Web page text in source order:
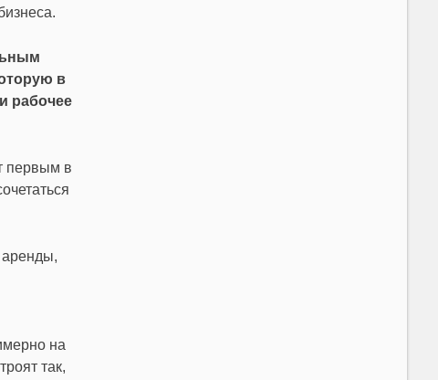
в
рабочее
первым в
аренды,
на
так,